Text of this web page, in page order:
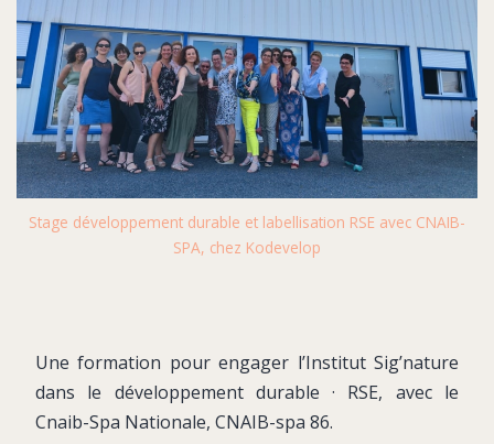
Stage développement durable et labellisation RSE avec CNAIB-
SPA, chez Kodevelop
Une formation pour engager l’Institut Sig’nature
dans le développement durable · RSE, avec le
Cnaib-Spa Nationale, CNAIB-spa 86.